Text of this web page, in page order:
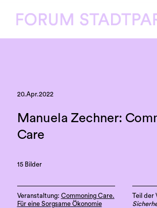
20.Apr.2022
Manuela Zechner:
Care
15 Bilder
Veranstaltung: Commoning Care.
Für eine Sorgsame Ökonomie
Teil der